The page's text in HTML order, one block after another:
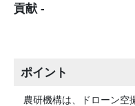
貢献 -
ポイント
農研機構は、ドローン空